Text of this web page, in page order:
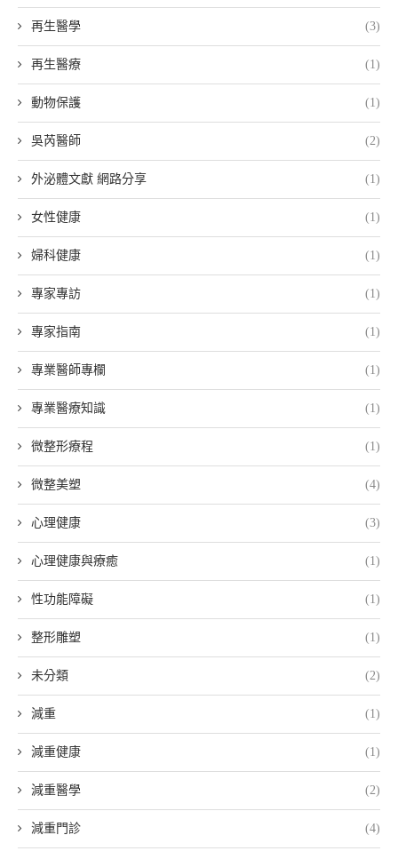
再生醫學 (3)
再生醫療 (1)
動物保護 (1)
吳芮醫師 (2)
外泌體文獻 網路分享 (1)
女性健康 (1)
婦科健康 (1)
專家專訪 (1)
專家指南 (1)
專業醫師專欄 (1)
專業醫療知識 (1)
微整形療程 (1)
微整美塑 (4)
心理健康 (3)
心理健康與療癒 (1)
性功能障礙 (1)
整形雕塑 (1)
未分類 (2)
減重 (1)
減重健康 (1)
減重醫學 (2)
減重門診 (4)